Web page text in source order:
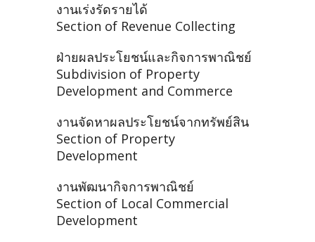
งานเร่งรัดรายได้
Section of Revenue Collecting
ฝ่ายผลประโยชน์และกิจการพาณิชย์
Subdivision of Property
Development and Commerce
งานจัดหาผลประโยชน์จากทรัพย์สิน
Section of Property
Development
งานพัฒนากิจการพาณิชย์
Section of Local Commercial
Development